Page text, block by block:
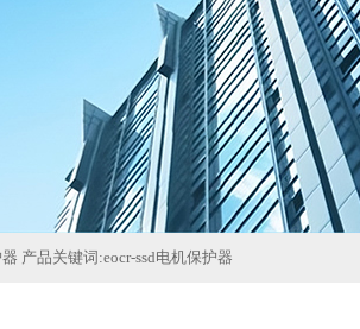
产品关键词:eocr-ssd电机保护器